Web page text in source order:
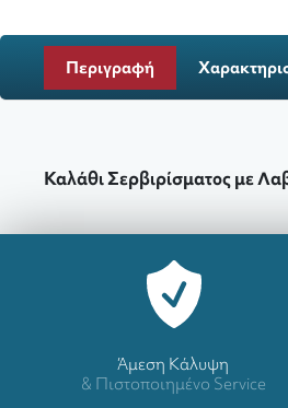
Περιγραφή
Καλάθι Σερβιρίσματος με
Άμεση Κάλυψη
& Πιστοποιημένο Service